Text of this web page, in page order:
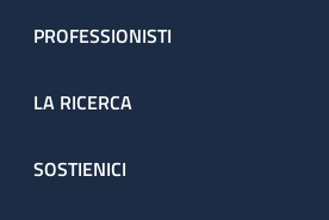
PROFESSIONISTI
LA RICERCA
SOSTIENICI